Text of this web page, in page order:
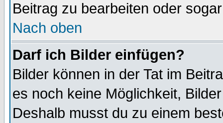
Beitrag zu bearbeiten oder
Nach oben
Darf ich Bilder einfügen?
Bilder können in der Tat im
es noch keine Möglichkeit,
Deshalb musst du zu einem